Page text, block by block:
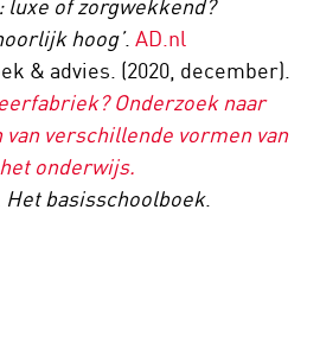
of zorgwekkend?
hoog’. AD.nl
& advies. (2020, december).
Onderzoek naar
van verschillende vormen van
onderwijs.
Het basisschoolboek.